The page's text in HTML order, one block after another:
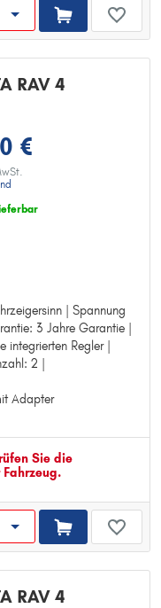
RAV 4
€
| Spannung
3 Jahre Garantie |
integrierten Regler |
2 |
Adapter
Regler
AdapterSie die
RAV 4